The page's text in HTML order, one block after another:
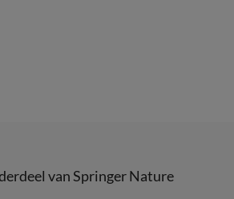
vanSpringer Nature